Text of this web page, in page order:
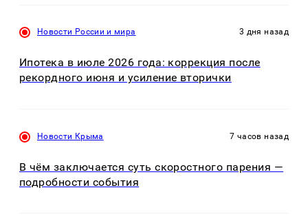
Новости России и мира 3 дня назад
Ипотека в июле 2026 года: коррекция после
рекордного июня и усиление вторички
Новости Крыма 7 часов назад
В чём заключается суть скоростного парения —
подробности события